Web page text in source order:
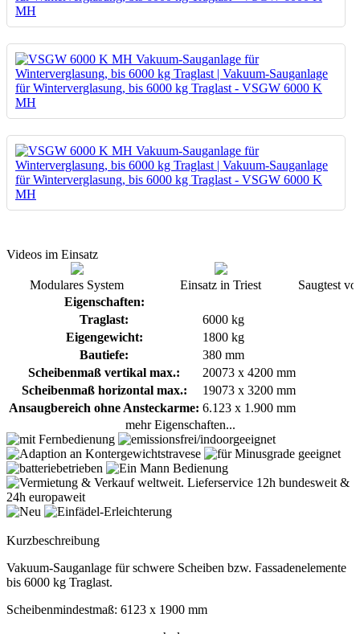
Videos im Einsatz
Modulares System Einsatz in Triest
Saugtest
Eigenschaften:
Traglast:
6000 kg
Eigengewicht:
1800 kg
Bautiefe:
380 mm
Scheibenmaß vertikal max.:
20073 x 4200 mm
Scheibenmaß horizontal max.:
19073 x 3200 mm
Ansaugbereich ohne Ansteckarme: 6.123 x 1.900 mm
mehr Eigenschaften...
Kurzbeschreibung
Vakuum-Sauganlage für schwere Scheiben bzw. Fassadenelemente
bis 6000 kg Traglast.
Scheibenmindestmaß: 6123 x 1900 mm